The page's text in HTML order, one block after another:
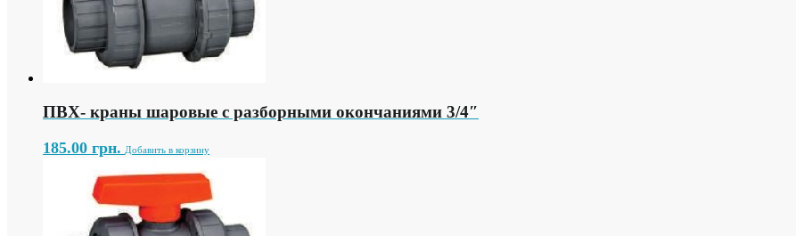
ПВХ- краны шаровые с разборными окончаниями 3/4″
185.00 грн. Добавить в корзину